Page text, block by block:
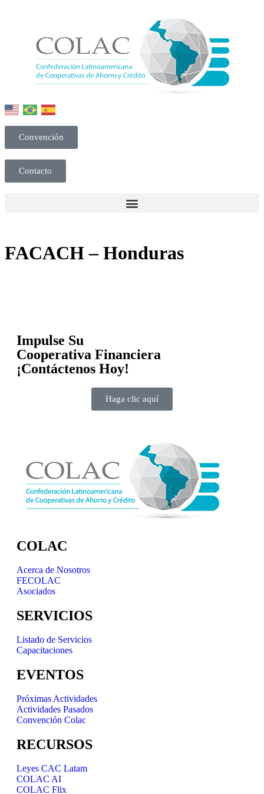
Convención
Contacto
FACACH – Honduras
Impulse Su
Cooperativa Financiera
¡Contáctenos Hoy!
Haga clic aquí
COLAC
Acerca de Nosotros
FECOLAC
Asociados
SERVICIOS
Listado de Servicios
Capacitaciones
EVENTOS
Próximas Actividades
Actividades Pasados
Convención Colac
RECURSOS
Leyes CAC Latam
COLAC AI
COLAC Flix